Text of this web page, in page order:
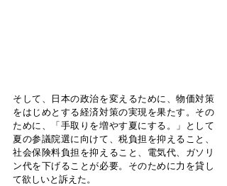
そして、日本の政治を変えるために、物価対策
をはじめとする経済対策の実現を果たす。その
ために、「手取りを増やす夏にする。」として
夏の参議院選に向けて、税負担を抑えること、
社会保険料負担を抑えること、電気代、ガソリ
ン代を下げることが必要。そのために力を貸し
て欲しいと訴えた。